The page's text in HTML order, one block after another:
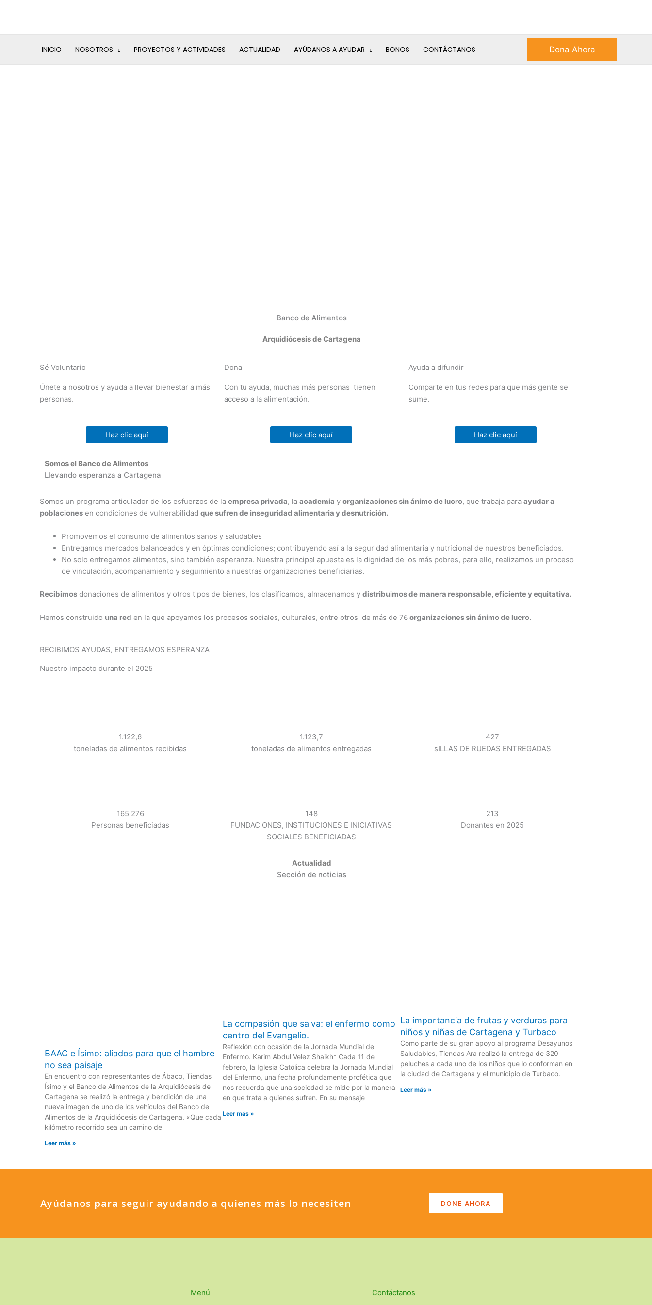
INICIO NOSOTROS PROYECTOS Y ACTIVIDADES ACTUALIDAD AYÚDANOS A AYUDAR BONOS CONTÁCTANOS Dona Ahora
Banco de Alimentos
Arquidiócesis de Cartagena
Sé Voluntario
Únete a nosotros y ayuda a llevar bienestar a más
personas.
Haz clic aquí
Dona
Con tu ayuda, muchas más personas tienen
acceso a la alimentación.
Haz clic aquí
Ayuda a difundir
Comparte en tus redes para que más gente se
sume.
Haz clic aquí
Somos el Banco de Alimentos
Llevando esperanza a Cartagena
Somos un programa articulador de los esfuerzos de la empresa privada, la academia y organizaciones sin ánimo de lucro, que trabaja para ayudar a
poblaciones en condiciones de vulnerabilidad que sufren de inseguridad alimentaria y desnutrición.
Promovemos el consumo de alimentos sanos y saludables
Entregamos mercados balanceados y en óptimas condiciones; contribuyendo así a la seguridad alimentaria y nutricional de nuestros beneficiados.
No solo entregamos alimentos, sino también esperanza. Nuestra principal apuesta es la dignidad de los más pobres, para ello, realizamos un proceso
de vinculación, acompañamiento y seguimiento a nuestras organizaciones beneficiarias.
Recibimos donaciones de alimentos y otros tipos de bienes, los clasificamos, almacenamos y distribuimos de manera responsable, eficiente y equitativa.
Hemos construido una red en la que apoyamos los procesos sociales, culturales, entre otros, de más de 76organizaciones sin ánimo de lucro.
RECIBIMOS AYUDAS, ENTREGAMOS ESPERANZA
Nuestro impacto durante el 2025
1.122,6
toneladas de alimentos recibidas
1.123,7
toneladas de alimentos entregadas
427
sILLAS DE RUEDAS ENTREGADAS
165.276
Personas beneficiadas
148
FUNDACIONES, INSTITUCIONES E INICIATIVAS
SOCIALES BENEFICIADAS
213
Donantes en 2025
Actualidad
Sección de noticias
BAAC e Ísimo: aliados para que el hambre
no sea paisaje
En encuentro con representantes de Ábaco, Tiendas
Ísimo y el Banco de Alimentos de la Arquidiócesis de
Cartagena se realizó la entrega y bendición de una
nueva imagen de uno de los vehículos del Banco de
Alimentos de la Arquidiócesis de Cartagena. «Que cada
kilómetro recorrido sea un camino de
Leer más »
La compasión que salva: el enfermo como
centro del Evangelio.
Reflexión con ocasión de la Jornada Mundial del
Enfermo. Karim Abdul Velez Shaikh* Cada 11 de
febrero, la Iglesia Católica celebra la Jornada Mundial
del Enfermo, una fecha profundamente profética que
nos recuerda que una sociedad se mide por la manera
en que trata a quienes sufren. En su mensaje
Leer más »
La importancia de frutas y verduras para
niños y niñas de Cartagena y Turbaco
Como parte de su gran apoyo al programa Desayunos
Saludables, Tiendas Ara realizó la entrega de 320
peluches a cada uno de los niños que lo conforman en
la ciudad de Cartagena y el municipio de Turbaco.
Leer más »
Ayúdanos para seguir ayudando a quienes más lo necesiten DONE AHORA
Menú Contáctanos